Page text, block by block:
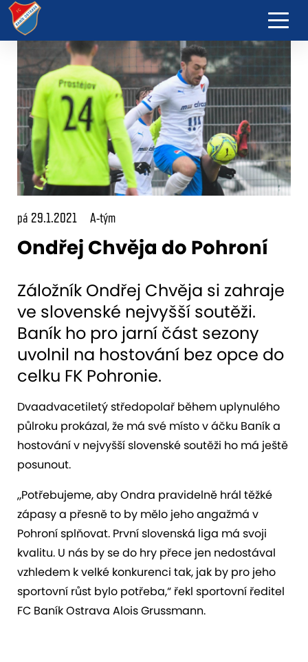
pá 29.1.2021 A-tým
Ondřej Chvěja do Pohroní
Záložník Ondřej Chvěja si zahraje
ve slovenské nejvyšší soutěži.
Baník ho pro jarní část sezony
uvolnil na hostování bez opce do
celku FK Pohronie.
Dvaadvacetiletý středopolař během uplynulého
půlroku prokázal, že má své místo v áčku Baník a
hostování v nejvyšší slovenské soutěži ho má ještě
posunout.
„Potřebujeme, aby Ondra pravidelně hrál těžké
zápasy a přesně to by mělo jeho angažmá v
Pohroní splňovat. První slovenská liga má svoji
kvalitu. U nás by se do hry přece jen nedostával
vzhledem k velké konkurenci tak, jak by pro jeho
sportovní růst bylo potřeba,“ řekl sportovní ředitel
FC Baník Ostrava Alois Grussmann.